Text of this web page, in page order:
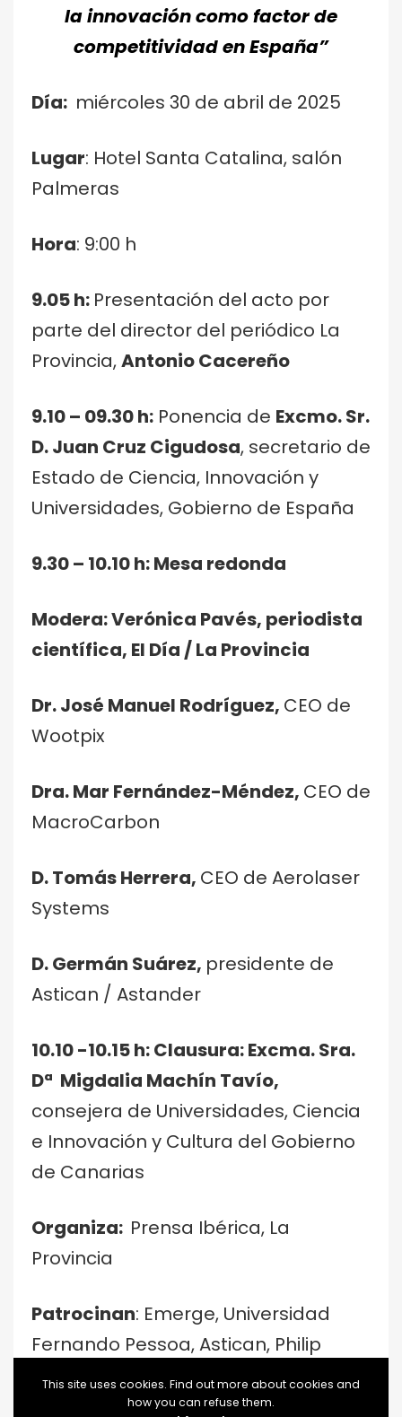
la innovación como factor de
competitividad en España”
Día: miércoles 30 de abril de 2025
Lugar: Hotel Santa Catalina, salón
Palmeras
Hora: 9:00 h
9.05 h: Presentación del acto por
parte del director del periódico La
Provincia,Antonio Cacereño
9.10 – 09.30 h: Ponencia de Excmo. Sr.
D. Juan Cruz Cigudosa, secretario de
Estado de Ciencia, Innovación y
Universidades, Gobierno de España
9.30 – 10.10 h: Mesa redonda
Modera: Verónica Pavés, periodista
científica, El Día / La Provincia
Dr. José Manuel Rodríguez, CEO de
Wootpix
Dra. Mar Fernández-Méndez, CEO de
MacroCarbon
D. Tomás Herrera, CEO de Aerolaser
Systems
D. Germán Suárez, presidente de
Astican / Astander
10.10 -10.15 h: Clausura: Excma. Sra.
Dª Migdalia Machín Tavío,
consejera de Universidades, Ciencia
e Innovación y Cultura del Gobierno
de Canarias
Organiza: Prensa Ibérica, La
Provincia
Patrocinan: Emerge, Universidad
Fernando Pessoa, Astican, Philip
Morris
Inscripciones no están activas. Íntentalo de nuevo más
This site uses cookies. Find out more about cookies and
how you can refuse them.